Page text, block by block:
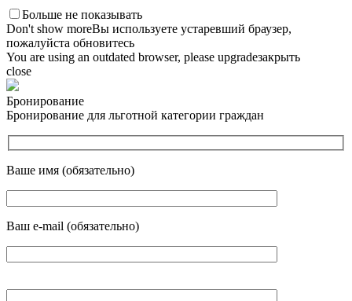
Больше не показывать
Don't show moreВы используете устаревший браузер,
пожалуйста обновитесь
You are using an outdated browser, please upgradeзакрыть
close
Бронирование
Бронирование для льготной категории граждан
Ваше имя (обязательно)
Ваш e-mail (обязательно)